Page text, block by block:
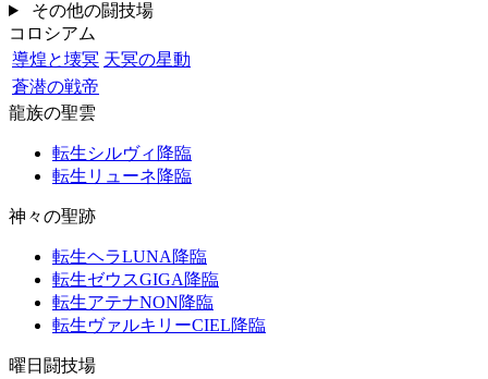
その他の闘技場
コロシアム
導煌と壊冥 天冥の星動
蒼潜の戦帝
龍族の聖雲
転生シルヴィ降臨
転生リューネ降臨
神々の聖跡
転生ヘラLUNA降臨
転生ゼウスGIGA降臨
転生アテナNON降臨
転生ヴァルキリーCIEL降臨
曜日闘技場